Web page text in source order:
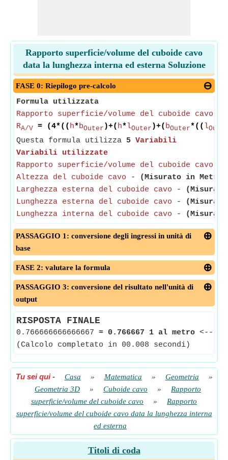
Rapporto superficie/volume del cuboide cavo
data la lunghezza interna ed esterna Soluzione
FASE 0: Riepilogo pre-calcolo
Formula utilizzata
Rapporto superficie/volume del cuboide cavo
RA/V = (4*(( h*bOuter )+( h*lOuter )+( bOuter*(( l
Questa formula utilizza 5 Variabili
Variabili utilizzate
Rapporto superficie/volume del cuboide cavo
Altezza del cuboide cavo - (Misurato in Metro)
Larghezza esterna del cuboide cavo -
Lunghezza esterna del cuboide cavo -
Lunghezza interna del cuboide cavo -
PASSAGGIO 1: conversione degli ingressi in unità di
base
FASE 2: valutare la formula
PASSAGGIO 3: conversione del risultato nell'unità di
output
RISPOSTA FINALE
0.766666666666667 ≈ 0.766667 1 al metro <--
(Calcolo completato in 00.008 secondi)
Tu sei qui- Casa » Matematica » Geometria
»
Geometria 3D
» Cuboide cavo »
Rapporto
superficie/volume del cuboide cavo
»
Rapporto
superficie/volume del cuboide cavo data la lunghezza interna
ed esterna
Titoli di coda